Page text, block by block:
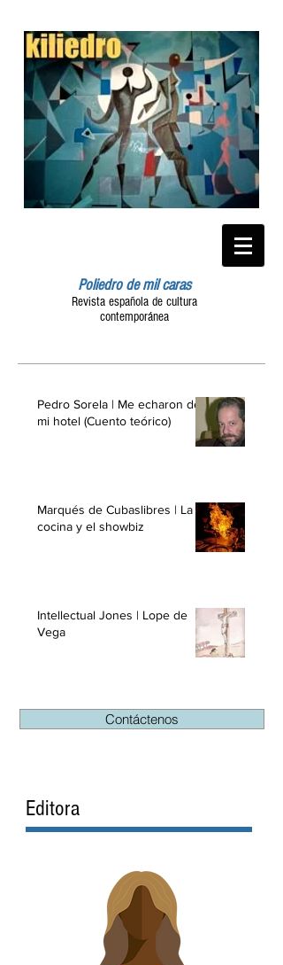
Poliedro de mil caras
Revista española de cultura
contemporánea
Editora
Contáctenos
Pedro Sorela | Me echaron de
mi hotel (Cuento teórico)
Marqués de Cubaslibres | La
cocina y el showbiz
Intellectual Jones | Lope de
Vega